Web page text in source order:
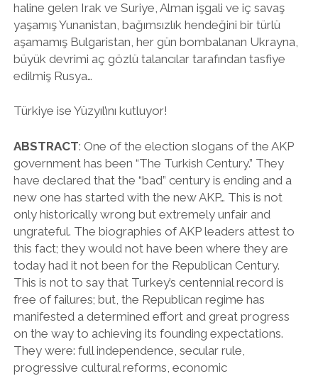
haline gelen Irak ve Suriye, Alman işgali ve iç savaş
yaşamış Yunanistan, bağımsızlık hendeğini bir türlü
aşamamış Bulgaristan, her gün bombalanan Ukrayna,
büyük devrimi aç gözlü talancılar tarafından tasfiye
edilmiş Rusya…
Türkiye ise Yüzyıl’ını kutluyor!
ABSTRACT: One of the election slogans of the AKP
government has been “The Turkish Century.” They
have declared that the “bad” century is ending and a
new one has started with the new AKP… This is not
only historically wrong but extremely unfair and
ungrateful. The biographies of AKP leaders attest to
this fact; they would not have been where they are
today had it not been for the Republican Century.
This is not to say that Turkey’s centennial record is
free of failures; but, the Republican regime has
manifested a determined effort and great progress
on the way to achieving its founding expectations.
They were: full independence, secular rule,
progressive cultural reforms, economic